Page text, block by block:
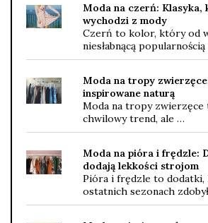
Moda na czerń: Klasyka,
wychodzi z mody
Czerń to kolor, który od
niesłabnącą
Moda na tropy
inspirowane naturą
Moda na tropy
chwilowy trend, ale …
Moda na pióra i frędzle:
dodają lekkości strojom
Pióra i frędzle to
ostatnich sezonach